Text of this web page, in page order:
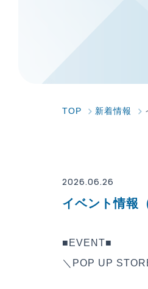
TOP 新着情報
2026.06.26
イベント情報
■EVENT■
＼POP UP